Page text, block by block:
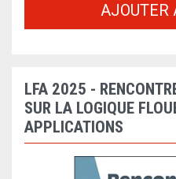
AJOUTER
LFA 2025 -
SUR LA LOGIQUE
APPLICATIONS